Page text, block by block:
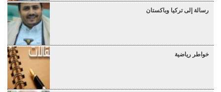
رسالة إلى تركيا وباكستان
خواطر رياضية